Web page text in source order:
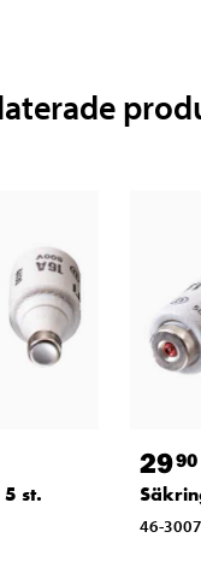
st.
2990
46-3007